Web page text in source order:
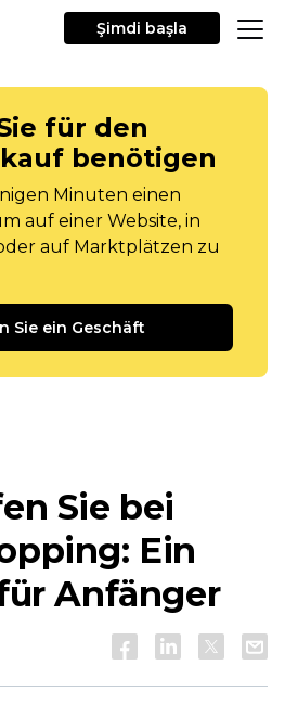
Şimdi başla
für den
benötigen
Minuten einen
auf einer Website, in
auf Marktplätzen zu
Sie ein Geschäft
Sie bei
Ein
Anfänger